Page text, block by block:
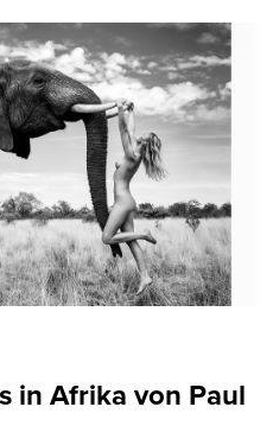
in Afrika von Paul